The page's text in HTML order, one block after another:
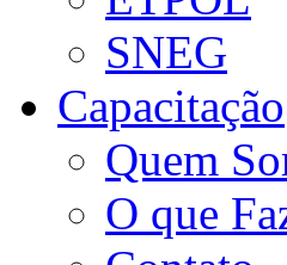
SNEG
Capacitação
Quem
O que